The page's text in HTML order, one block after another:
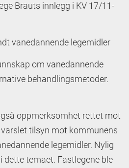
Brauts innlegg i KV 17/11-
vanedannende legemidler
om vanedannende
behandlingsmetoder.
oppmerksomhet rettet mot
tilsyn mot kommunens
legemidler. Nylig
dette temaet. Fastlegene ble